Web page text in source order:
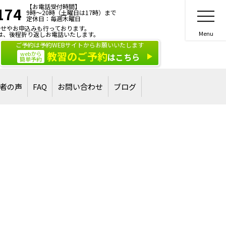
【お電話受付時間】
9時～20時（土曜日は17時）まで
定休日：毎週木曜日
やお申込みも行っております。
後程折り返しお電話いたします。
ご予約は予約WEBサイトからお願いいたします
webから
簡単予約 教習のご予約はこちら
の声 FAQ お問い合わせ ブログ